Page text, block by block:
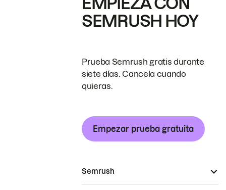
SEMRUSH HOY
Prueba Semrush gratis durante
siete días. Cancela cuando
quieras.
Empezar prueba gratuita
Semrush